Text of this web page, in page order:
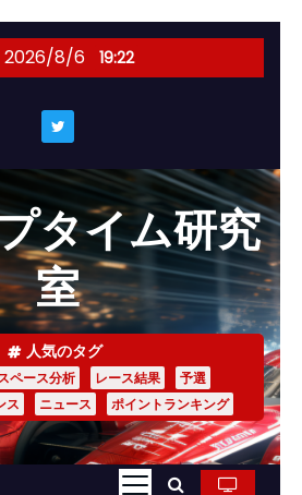
2026/8/6 19:22
タイム研究
室
人気のタグ
ペース分析 レース結果
予選
ス
ニュース ポイントランキング